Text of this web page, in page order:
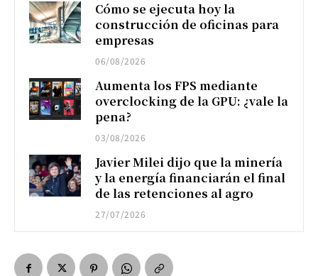
Cómo se ejecuta hoy la
construcción de oficinas para
empresas
06/08/2026
Aumenta los FPS mediante
overclocking de la GPU: ¿vale la
pena?
03/08/2026
Javier Milei dijo que la minería
y la energía financiarán el final
de las retenciones al agro
27/07/2026